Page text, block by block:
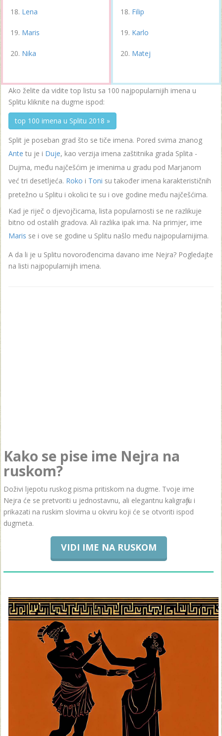
Lena
Maris
Nika
Filip
Karlo
Matej
Ako želite da vidite top listu sa 100 najpopularnijih imena u
Splitu kliknite na dugme ispod:
top 100 imena u Splitu 2018 »
Split je poseban grad što se tiče imena. Pored svima znanog
Ante tu je i Duje, kao verzija imena zaštitnika grada Splita -
Dujma, među najčešćim je imenima u gradu pod Marjanom
već tri desetljeća. Roko i Toni su također imena karakterističnih
pretežno u Splitu i okolici te su i ove godine među najčešćima.
Kad je riječ o djevojčicama, lista popularnosti se ne razlikuje
bitno od ostalih gradova. Ali razlika ipak ima. Na primjer, ime
Maris se i ove se godine u Splitu našlo među najpopularnijima.
A da li je u Splitu novorođencima davano ime Nejra? Pogledajte
na listi najpopularnijih imena.
Kako se pise ime Nejra na
ruskom?
Doživi ljepotu ruskog pisma pritiskom na dugme. Tvoje ime
Nejra će se pretvoriti u jednostavnu, ali elegantnu kaligrafiju i
prikazati na ruskim slovima u okviru koji će se otvoriti ispod
dugmeta.
VIDI IME NA RUSKOM